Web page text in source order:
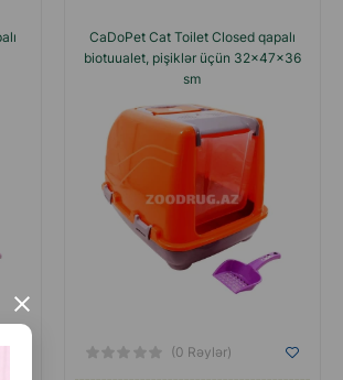
×
CaDoPet Cat Toilet Closed qapalı
biotuualet, pişiklər üçün 32x47x36
sm
(0 Rəylər)